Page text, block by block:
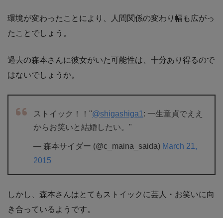
環境が変わったことにより、人間関係の変わり幅も広がっ
たことでしょう。
過去の森本さんに彼女がいた可能性は、十分あり得るので
はないでしょうか。
ストイック！！"@shigashiga1 : 一生童貞でええ
からお笑いと結婚したい。"
— 森本サイダー (@c_maina_saida) March 21,
2015
しかし、森本さんはとてもストイックに芸人・お笑いに向
き合っているようです。